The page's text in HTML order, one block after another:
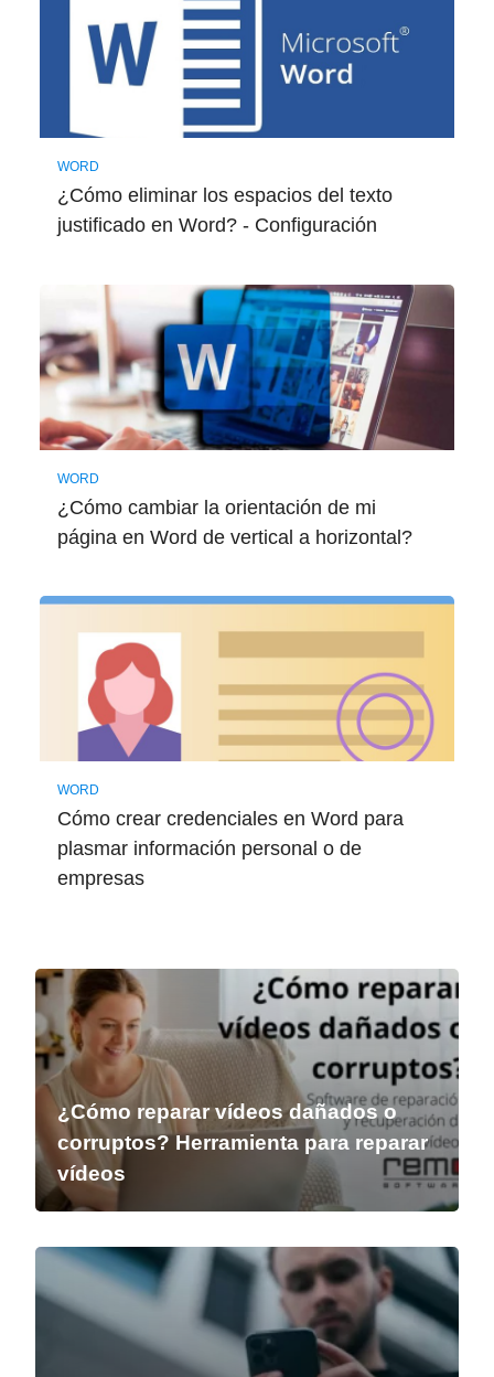
WORD
¿Cómo eliminar los espacios del texto
justificado en Word? - Configuración
WORD
¿Cómo cambiar la orientación de mi
página en Word de vertical a horizontal?
WORD
Cómo crear credenciales en Word para
plasmar información personal o de
empresas
¿Cómo reparar vídeos dañados o
corruptos? Herramienta para reparar
vídeos